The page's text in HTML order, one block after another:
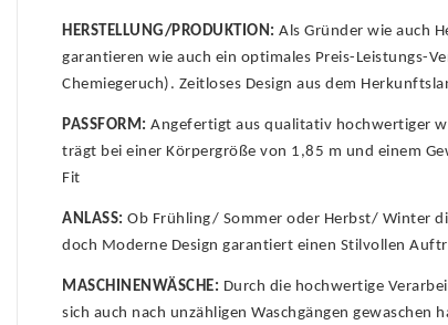
HERSTELLUNG/PRODUKTION: Als Gründer wie auch
garantieren wie auch ein optimales Preis-Leistungs-
Chemiegeruch). Zeitloses Design aus dem
PASSFORM: Angefertigt aus qualitativ hochwertiger
trägt bei einer Körpergröße von 1,85 m und einem
Fit
ANLASS: Ob Frühling/ Sommer oder Herbst/ Winter
doch Moderne Design garantiert einen Stilvollen
MASCHINENWÄSCHE: Durch die hochwertige
sich auch nach unzähligen Waschgängen gewaschen